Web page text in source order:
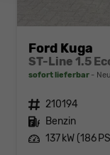
Ford Kuga
ST-Line 1.5
sofort lieferbar
Fahrzeugnr. 210194
Kraftstoff Benzin
Leistung 137 kW (186